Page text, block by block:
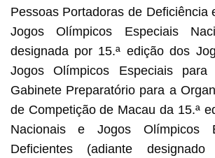
Pessoas Portadoras de Deficiência
Jogos Olímpicos Especiais
designada por 15.ª edição dos
Jogos Olímpicos Especiais para
Gabinete Preparatório para a
de Competição de Macau da 15.ª
Nacionais e Jogos Olímpicos
Deficientes (adiante